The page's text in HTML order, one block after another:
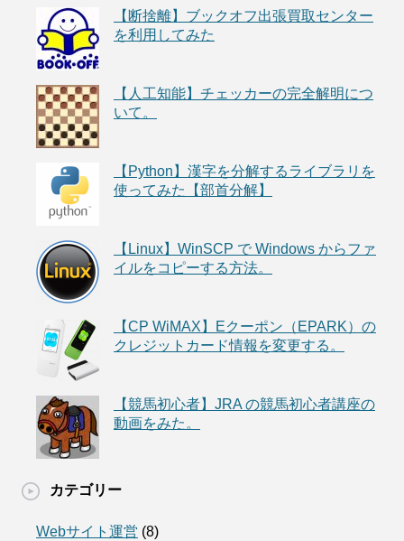
【断捨離】ブックオフ出張買取センター
を利用してみた
【人工知能】チェッカーの完全解明につ
いて。
【Python】漢字を分解するライブラリを
使ってみた【部首分解】
【Linux】WinSCP で Windows からファ
イルをコピーする方法。
【CP WiMAX】Eクーポン（EPARK）の
クレジットカード情報を変更する。
【競馬初心者】JRA の競馬初心者講座の
動画をみた。
カテゴリー
Webサイト運営 (8)